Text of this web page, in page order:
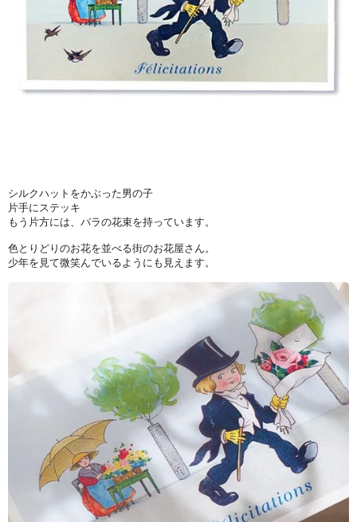
シルクハットをかぶった男の子
片手にステッキ
もう片方には、バラの花束を持っています。
色とりどりのお花を並べる街のお花屋さん。
少年を見て微笑んでいるようにも見えます。